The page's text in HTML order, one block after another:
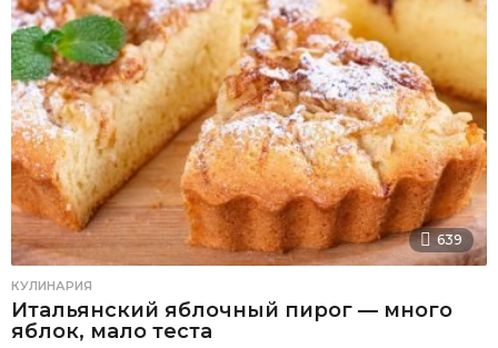
639
КУЛИНАРИЯ
Итальянский яблочный пирог — много
яблок, мало теста